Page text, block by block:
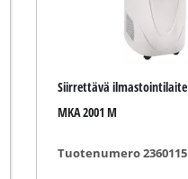
vesipumput
Siirrettävä ilmastointilaite
MKA 2001 M
Tuotenumero 2360115